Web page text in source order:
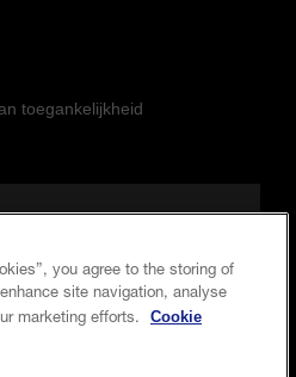
toegankelijkheid
you agree to the storing of
site navigation, analyse
marketing efforts.
Cookie